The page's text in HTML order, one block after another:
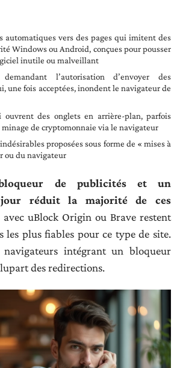
automatiques vers des pages qui imitent des
Windows ou Android, conçues pour pousser
inutile ou malveillant
l’autorisation d’envoyer des
une fois acceptées, inondent le navigateur de
ouvrent des onglets en arrière-plan, parfois
de cryptomonnaie via le navigateur
proposées sous forme de « mises à
ou du navigateur
de publicités et un
réduit la majorité de ces
avec uBlock Origin ou Brave restent
les plus fiables pour ce type de site.
intégrant un bloqueur
des redirections.